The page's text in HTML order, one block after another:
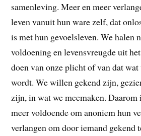
samenleving. Meer en meer
leven vanuit hun ware zelf, dat
is met hun gevoelsleven. We halen
voldoening en levensvreugde uit
doen van onze plicht of van dat
wordt. We willen gekend zijn,
zijn, in wat we meemaken. Daarom
meer voldoende om anoniem hun
verlangen om door iemand gekend